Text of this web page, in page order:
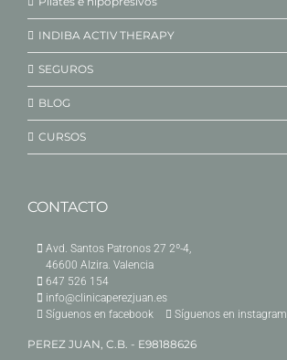
INDIBA ACTIV THERAPY
SEGUROS
BLOG
CURSOS
CONTACTO
Avd. Santos Patronos 27 2º-4,
46600 Alzira. Valencia
647 526 154
info@clinicaperezjuan.es
Síguenos en facebook
Síguenos en instagram
PEREZ JUAN, C.B. - E98188626